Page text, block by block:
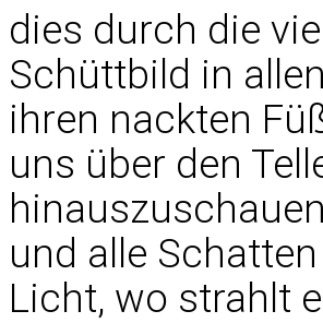
dies durch die
Schüttbild in
ihren nackten
uns über den
und alle
Licht, wo strahlt